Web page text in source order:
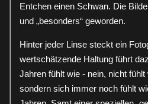
Entchen einen Schwan. Die
und „besonders“ geworden.
Hinter jeder Linse steckt ein
wertschätzende Haltung führt
Jahren fühlt wie - nein, nicht
sondern sich immer noch fühlt